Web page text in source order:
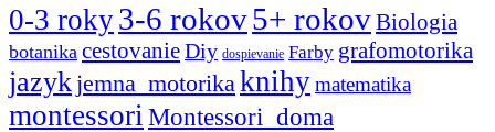
0-3 roky3-6 rokov5+ rokovBiologia
botanika cestovanieDiy dospievanie Farby grafomotorika
jazykjemna_motorikaknihymatematika
montessoriMontessori_doma